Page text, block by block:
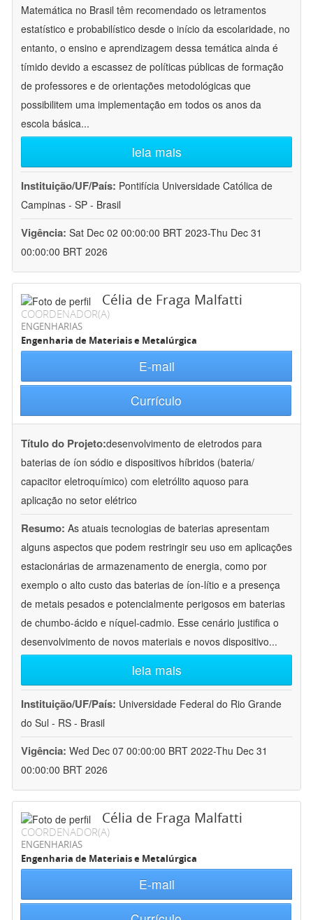
Matemática no Brasil têm recomendado os letramentos
estatístico e probabilístico desde o início da escolaridade, no
entanto, o ensino e aprendizagem dessa temática ainda é
tímido devido a escassez de políticas públicas de formação
de professores e de orientações metodológicas que
possibilitem uma implementação em todos os anos da
escola básica...
leia mais
Instituição/UF/País: Pontifícia Universidade Católica de
Campinas - SP - Brasil
Vigência: Sat Dec 02 00:00:00 BRT 2023-Thu Dec 31
00:00:00 BRT 2026
Célia de Fraga Malfatti
COORDENADOR(A)
ENGENHARIAS
Engenharia de Materiais e Metalúrgica
E-mail
Currículo
Título do Projeto:desenvolvimento de eletrodos para
baterias de íon sódio e dispositivos híbridos (bateria/
capacitor eletroquímico) com eletrólito aquoso para
aplicação no setor elétrico
Resumo: As atuais tecnologias de baterias apresentam
alguns aspectos que podem restringir seu uso em aplicações
estacionárias de armazenamento de energia, como por
exemplo o alto custo das baterias de íon-lítio e a presença
de metais pesados e potencialmente perigosos em baterias
de chumbo-ácido e níquel-cadmio. Esse cenário justifica o
desenvolvimento de novos materiais e novos dispositivo...
leia mais
Instituição/UF/País: Universidade Federal do Rio Grande
do Sul - RS - Brasil
Vigência: Wed Dec 07 00:00:00 BRT 2022-Thu Dec 31
00:00:00 BRT 2026
Célia de Fraga Malfatti
COORDENADOR(A)
ENGENHARIAS
Engenharia de Materiais e Metalúrgica
E-mail